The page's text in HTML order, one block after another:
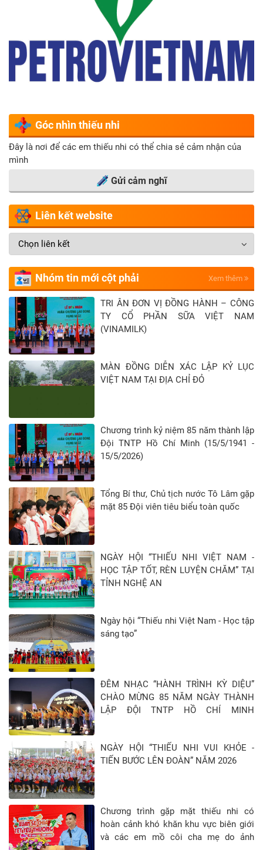
Góc nhìn thiếu nhi
Đây là nơi để các em thiếu nhi có thể chia sẻ cảm nhận của
mình
Gửi cảm nghĩ
Liên kết website
Nhóm tin mới cột phải Xem thêm
TRI ÂN ĐƠN VỊ ĐỒNG HÀNH – CÔNG
TY CỔ PHẦN SỮA VIỆT NAM
(VINAMILK)
MÀN ĐỒNG DIỄN XÁC LẬP KỶ LỤC
VIỆT NAM TẠI ĐỊA CHỈ ĐỎ
Chương trình kỷ niệm 85 năm thành lập
Đội TNTP Hồ Chí Minh (15/5/1941 -
15/5/2026)
Tổng Bí thư, Chủ tịch nước Tô Lâm gặp
mặt 85 Đội viên tiêu biểu toàn quốc
NGÀY HỘI “THIẾU NHI VIỆT NAM -
HỌC TẬP TỐT, RÈN LUYỆN CHĂM” TẠI
TỈNH NGHỆ AN
Ngày hội “Thiếu nhi Việt Nam - Học tập
sáng tạo”
ĐÊM NHẠC “HÀNH TRÌNH KỲ DIỆU”
CHÀO MỪNG 85 NĂM NGÀY THÀNH
LẬP ĐỘI TNTP HỒ CHÍ MINH
NGÀY HỘI “THIẾU NHI VUI KHỎE -
TIẾN BƯỚC LÊN ĐOÀN” NĂM 2026
Chương trình gặp mặt thiếu nhi có
hoàn cảnh khó khăn khu vực biên giới
và các em mồ côi cha mẹ do ảnh